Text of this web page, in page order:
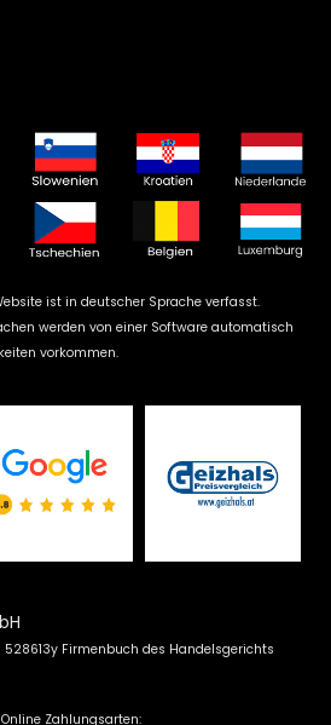
ist in deutscher Sprache verfasst.
werden von einer Software automatisch
vorkommen.
528613y Firmenbuch des Handelsgerichts
Zahlungsarten: